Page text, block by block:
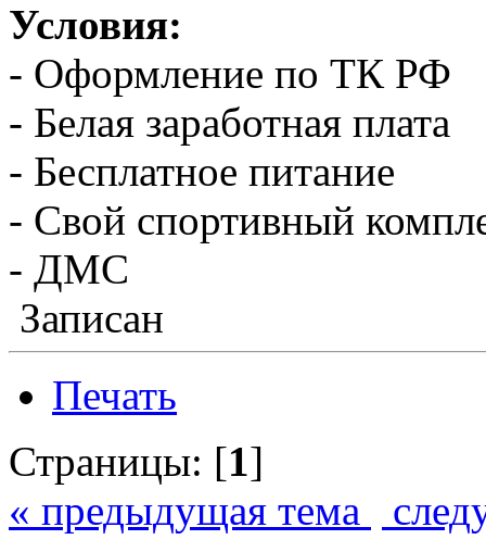
Условия:
- Оформление по ТК РФ
- Белая заработная плата
- Бесплатное питание
- Свой спортивный
- ДМС
Записан
Печать
Страницы: [1]
« предыдущая тема